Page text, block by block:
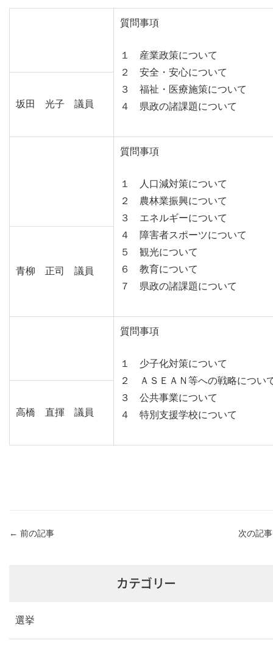
質問事項
１ 産業政策について
２ 安全・安心について
３ 福祉・医療施策について
４ 県政の諸課題について
坂田 光子 議員
質問事項
１ 人口減対策について
２ 農林業振興について
３ エネルギーについて
４ 障害者スポーツについて
５ 観光について
６ 教育について
７ 県政の諸課題について
青柳 正司 議員
質問事項
１ 少子化対策について
２ ＡＳＥＡＮ等への戦略につい
３ 公共事業について
４ 特別支援学校について
高橋 直揮 議員
← 前の記事 次の記
カテゴリー
選挙